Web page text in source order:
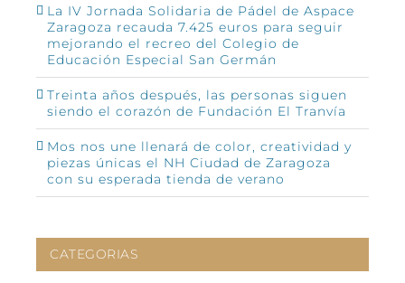
La IV Jornada Solidaria de Pádel de Aspace
Zaragoza recauda 7.425 euros para seguir
mejorando el recreo del Colegio de
Educación Especial San Germán
Treinta años después, las personas siguen
siendo el corazón de Fundación El Tranvía
Mos nos une llenará de color, creatividad y
piezas únicas el NH Ciudad de Zaragoza
con su esperada tienda de verano
CATEGORIAS